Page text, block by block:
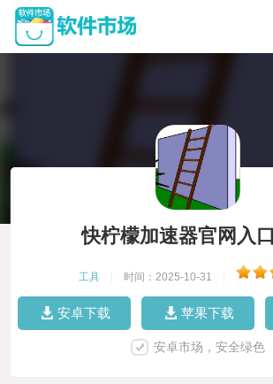
快柠檬加速器官网入
工具 时间：2025-10-31
安卓下载 苹果下载
安卓市场，安全绿色